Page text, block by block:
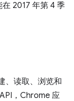
2017 年第 4 季
、读取、浏览和
，Chrome 应